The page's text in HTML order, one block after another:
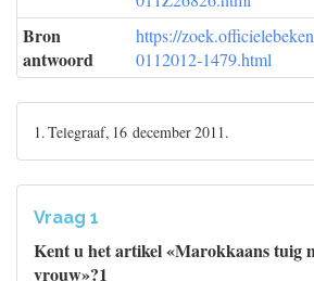
Bron
antwoord
https://
0112012-1479.html
1. Telegraaf, 16 december 2011.
Vraag 1
Kent u het artikel «Marokkaans tuig
vrouw»?1